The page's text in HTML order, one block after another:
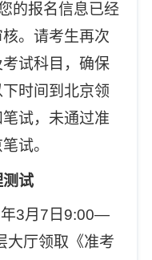
的报名信息已经
。请考生再次
试科目，确保
时间到北京领
试，未通过准
试。
试
年3月7日9:00—
大厅领取《准考